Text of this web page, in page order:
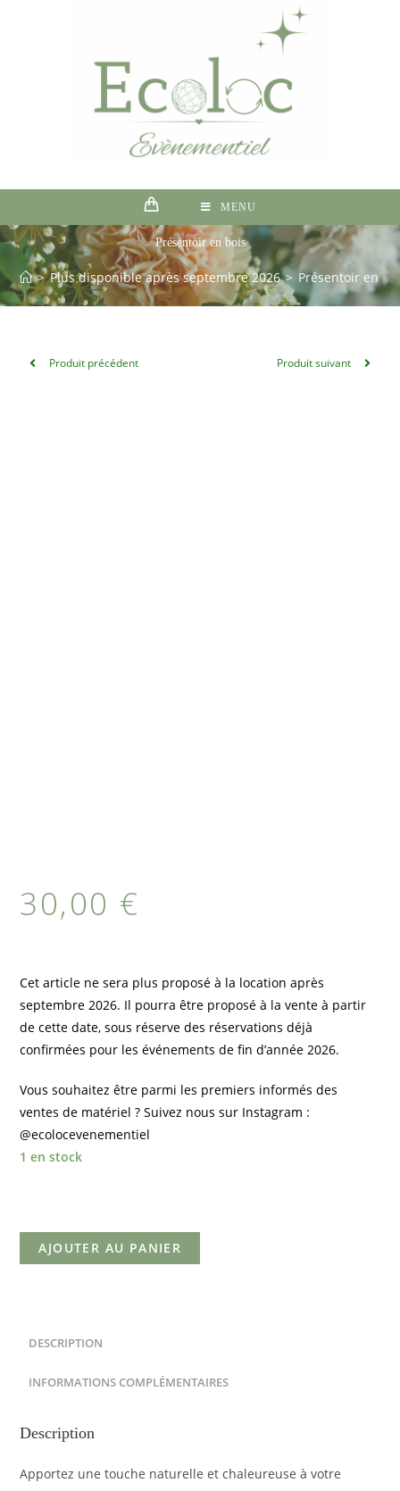
MENU
Présentoir en bois
> Plus disponible après septembre 2026 > Présentoir en
Produit précédent Produit suivant
30,00 €
Cet article ne sera plus proposé à la location après
septembre 2026. Il pourra être proposé à la vente à partir
de cette date, sous réserve des réservations déjà
confirmées pour les événements de fin d’année 2026.
Vous souhaitez être parmi les premiers informés des
ventes de matériel ? Suivez nous sur Instagram :
@ecolocevenementiel
1 en stock
AJOUTER AU PANIER
DESCRIPTION
INFORMATIONS COMPLÉMENTAIRES
Description
Apportez une touche naturelle et chaleureuse à votre